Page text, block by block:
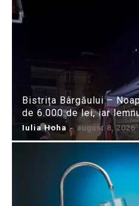
Bistrița Bârgăului –
de 6.000 de lei, iar
Iulia Hoha - august 8, 2026